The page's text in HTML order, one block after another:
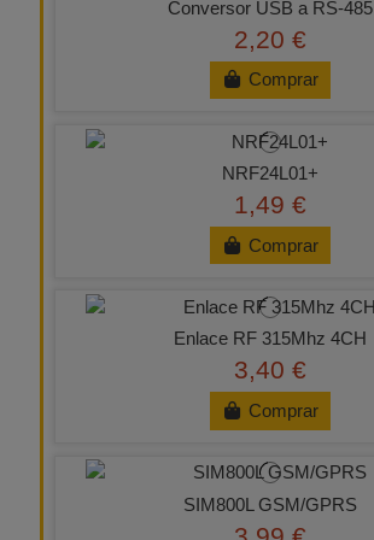
Conversor USB a RS-485
2,20 €
Comprar
NRF24L01+
1,49 €
Comprar
Enlace RF 315Mhz 4CH
3,40 €
Comprar
SIM800L GSM/GPRS